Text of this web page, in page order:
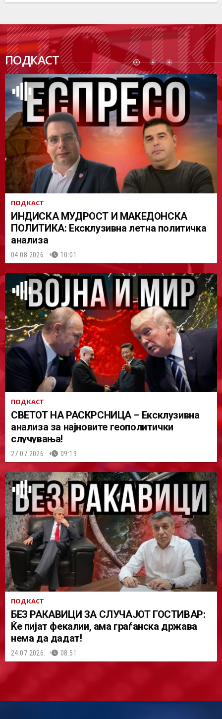
ПОДКАСТ
ПОДК
АСТ
ПОДКАСТ
ИНДИСКА МУДРОСТ И МАКЕДОНСКА
ПОЛИТИКА: Ексклузивна летна политичка
анализа
04.08.2026. 10:01
ПОДКАСТ
СВЕТОТ НА РАСКРСНИЦА – Ексклузивна
анализа за најновите геополитички
случувања!
27.07.2026. 09:19
ПОДКАСТ
БЕЗ РАКАВИЦИ ЗА СЛУЧАЈОТ ГОСТИВАР:
Ќе пијат фекалии, ама граѓанска држава
нема да дадат!
24.07.2026. 08:51